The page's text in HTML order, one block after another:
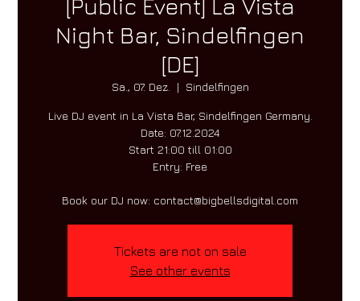
[Public Event] La Vista
Night Bar, Sindelfingen
[DE]
Sa., 07. Dez.
  |
Sindelfingen
Live DJ event in La Vista Bar, Sindelfingen Germany.
Date: 07.12.2024
Start 21:00 till 01:00
Entry: Free
Tickets are not on sale
See other events